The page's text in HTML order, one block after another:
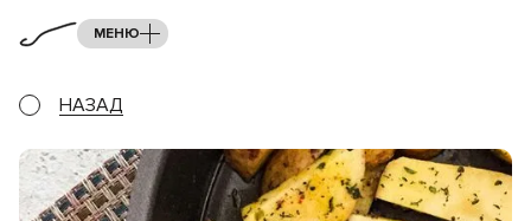
МЕНЮ
НАЗАД